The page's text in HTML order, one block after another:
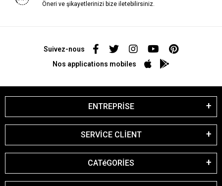
Öneri ve şikayetlerinizi bize iletebilirsiniz.
Suivez-nous
Nos applications mobiles
ENTREPRİSE
SERVİCE CLİENT
CATéGORİES